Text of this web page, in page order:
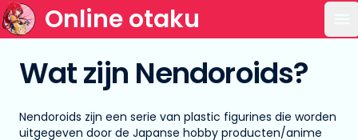
Online otaku
Wat zijn Nendoroids?
Nendoroids zijn een serie van plastic figurines die worden
uitgegeven door de Japanse hobby producten/anime